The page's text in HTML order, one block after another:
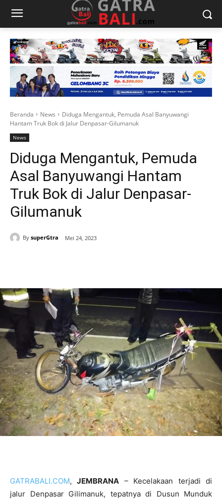
Beranda News
Diduga Mengantuk, Pemuda Asal Banyuwangi
Hantam Truk Bok di Jalur Denpasar-Gilumanuk
News
Diduga Mengantuk, Pemuda
Asal Banyuwangi Hantam
Truk Bok di Jalur Denpasar-
Gilumanuk
By superGtra Mei 24, 2023
GATRABALI.COM,JEMBRANA – Kecelakaan terjadi di
jalur Denpasar Gilimanuk, tepatnya di Dusun Munduk